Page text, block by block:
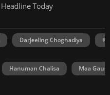
Headline Today
Darjeeling Choghadiya
Hanuman Chalisa Maa Gauri